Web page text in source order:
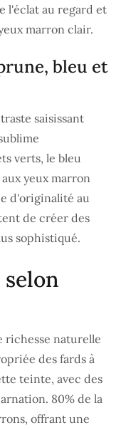
l'éclat au regard et
marron clair.
bleu et
saisissant
verts, le bleu
yeux marron
d'originalité au
de créer des
sophistiqué.
richesse naturelle
des fards à
teinte, avec des
80% de la
offrant une